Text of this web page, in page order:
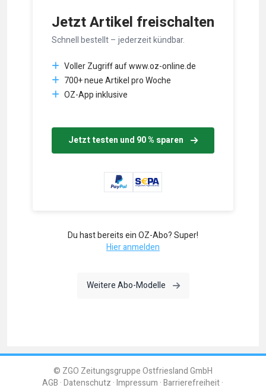
Jetzt Artikel freischalten
Schnell bestellt – jederzeit kündbar.
Voller Zugriff auf www.oz-online.de
700+ neue Artikel pro Woche
OZ-App inklusive
Jetzt testen und 90 % sparen
Du hast bereits ein OZ-Abo? Super!
Hier anmelden
Weitere Abo-Modelle
© ZGO Zeitungsgruppe Ostfriesland GmbH
AGB Datenschutz Impressum Barrierefreiheit